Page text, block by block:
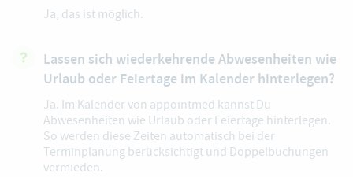
Ja, das ist möglich.
Lassen sich wiederkehrende Abwesenheiten wie
Urlaub oder Feiertage im Kalender hinterlegen?
Ja. Im Kalender von appointmed kannst Du
Abwesenheiten wie Urlaub oder Feiertage hinterlegen.
So werden diese Zeiten automatisch bei der
Terminplanung berücksichtigt und Doppelbuchungen
vermieden.